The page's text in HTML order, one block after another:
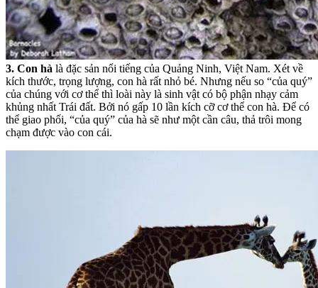
3. Con hà là đặc sản nổi tiếng của Quảng Ninh, Việt Nam. Xét về
kích thước, trọng lượng, con hà rất nhỏ bé. Nhưng nếu so “của quý”
của chúng với cơ thể thì loài này là sinh vật có bộ phận nhạy cảm
khủng nhất Trái đất. Bởi nó gấp 10 lần kích cỡ cơ thể con hà. Để có
thể giao phối, “của quý” của hà sẽ như một cần câu, thả trôi mong
chạm được vào con cái.